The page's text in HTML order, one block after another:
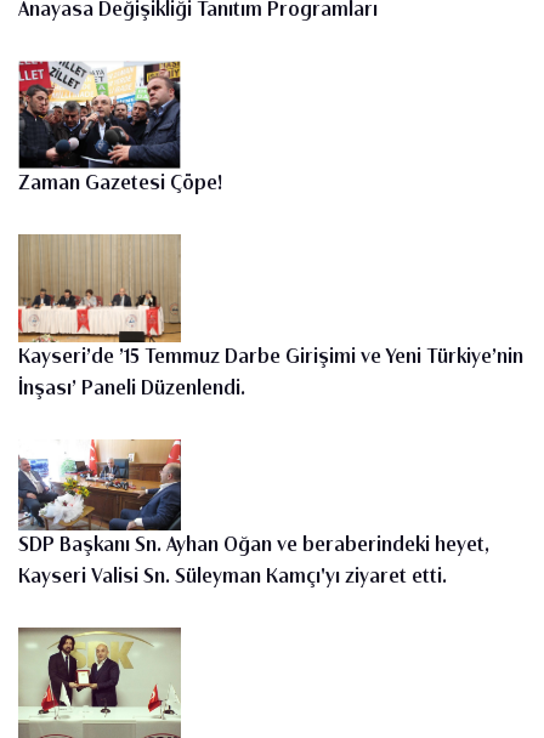
Anayasa Değişikliği Tanıtım Programları
Zaman Gazetesi Çöpe!
Kayseri’de ’15 Temmuz Darbe Girişimi ve Yeni Türkiye’nin
İnşası’ Paneli Düzenlendi.
SDP Başkanı Sn. Ayhan Oğan ve beraberindeki heyet,
Kayseri Valisi Sn. Süleyman Kamçı'yı ziyaret etti.